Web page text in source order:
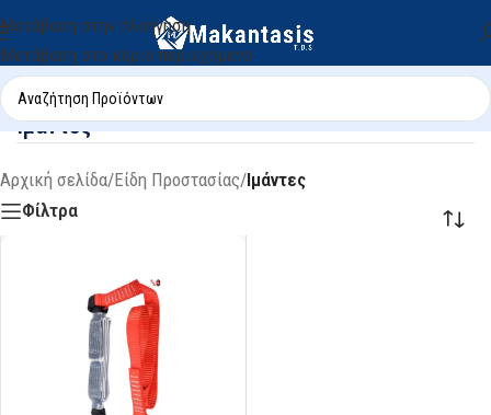
Μετάβαση στην πλοήγηση
Μετάβαση στο κύριο περιεχόμενο
Ιμάντες
Αρχική σελίδα/Είδη Προστασίας/Ιμάντες
Φίλτρα